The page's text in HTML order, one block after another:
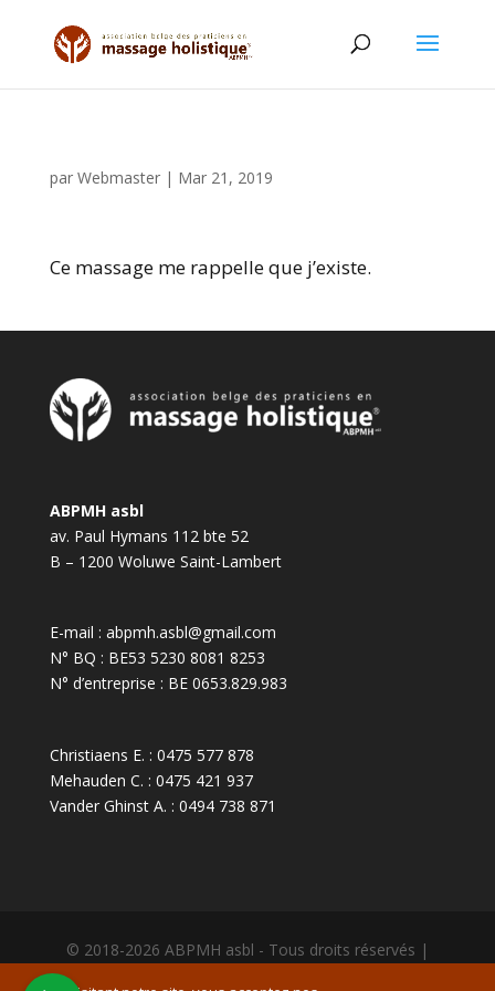
par Webmaster| Mar 21, 2019
Ce massage me rappelle que j’existe.
ABPMH asbl
av. Paul Hymans 112 bte 52
B – 1200 Woluwe Saint-Lambert
E-mail : abpmh.asbl@gmail.com
N° BQ : BE53 5230 8081 8253
N° d’entreprise : BE 0653.829.983
Christiaens E. : 0475 577 878
Mehauden C. : 0475 421 937
Vander Ghinst A. : 0494 738 871
© 2018-2026 ABPMH asbl - Tous droits réservés |
Statuts
Mentions légales